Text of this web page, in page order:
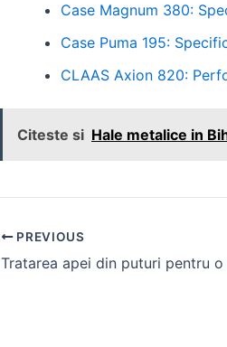
Case Magnum 380:
Case Puma 195:
CLAAS Axion 820:
Citeste si Hale metalice in
Post
navigation
PREVIOUS